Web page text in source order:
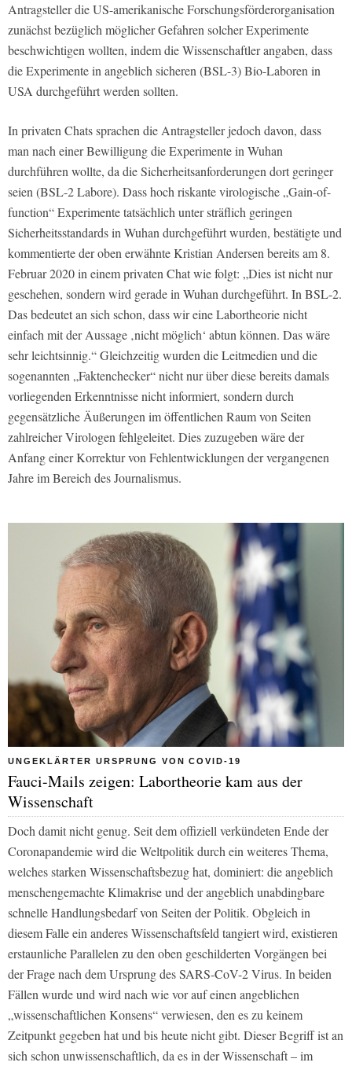
Antragsteller die US-amerikanische Forschungsförderorganisation
zunächst bezüglich möglicher Gefahren solcher Experimente
beschwichtigen wollten, indem die Wissenschaftler angaben, dass
die Experimente in angeblich sicheren (BSL-3) Bio-Laboren in
USA durchgeführt werden sollten.
In privaten Chats sprachen die Antragsteller jedoch davon, dass
man nach einer Bewilligung die Experimente in Wuhan
durchführen wollte, da die Sicherheitsanforderungen dort geringer
seien (BSL-2 Labore). Dass hoch riskante virologische „Gain-of-
function“ Experimente tatsächlich unter sträflich geringen
Sicherheitsstandards in Wuhan durchgeführt wurden, bestätigte und
kommentierte der oben erwähnte Kristian Andersen bereits am 8.
Februar 2020 in einem privaten Chat wie folgt: „Dies ist nicht nur
geschehen, sondern wird gerade in Wuhan durchgeführt. In BSL-2.
Das bedeutet an sich schon, dass wir eine Labortheorie nicht
einfach mit der Aussage ‚nicht möglich‘ abtun können. Das wäre
sehr leichtsinnig.“ Gleichzeitig wurden die Leitmedien und die
sogenannten „Faktenchecker“ nicht nur über diese bereits damals
vorliegenden Erkenntnisse nicht informiert, sondern durch
gegensätzliche Äußerungen im öffentlichen Raum von Seiten
zahlreicher Virologen fehlgeleitet. Dies zuzugeben wäre der
Anfang einer Korrektur von Fehlentwicklungen der vergangenen
Jahre im Bereich des Journalismus.
UNGEKLÄRTER URSPRUNG VON COVID-19
Fauci-Mails zeigen: Labortheorie kam aus der
Wissenschaft
Doch damit nicht genug. Seit dem offiziell verkündeten Ende der
Coronapandemie wird die Weltpolitik durch ein weiteres Thema,
welches starken Wissenschaftsbezug hat, dominiert: die angeblich
menschengemachte Klimakrise und der angeblich unabdingbare
schnelle Handlungsbedarf von Seiten der Politik. Obgleich in
diesem Falle ein anderes Wissenschaftsfeld tangiert wird, existieren
erstaunliche Parallelen zu den oben geschilderten Vorgängen bei
der Frage nach dem Ursprung des SARS-CoV-2 Virus. In beiden
Fällen wurde und wird nach wie vor auf einen angeblichen
„wissenschaftlichen Konsens“ verwiesen, den es zu keinem
Zeitpunkt gegeben hat und bis heute nicht gibt. Dieser Begriff ist an
sich schon unwissenschaftlich, da es in der Wissenschaft – im